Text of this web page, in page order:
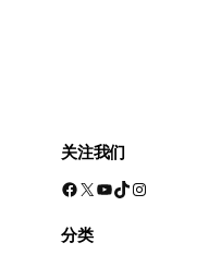
关注我们
Facebook X YouTube TikTok Instagram
分类